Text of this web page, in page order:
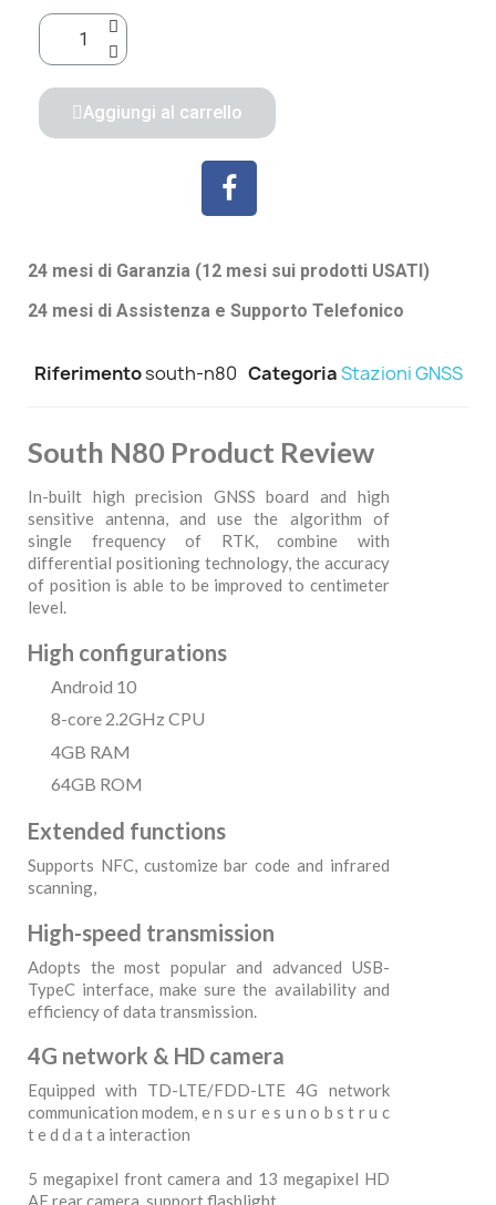
Aggiungi al carrello
24 mesi di Garanzia (12 mesi sui prodotti USATI)
24 mesi di Assistenza e Supporto Telefonico
Riferimentosouth-n80 CategoriaStazioni GNSS
South N80 Product Review
In-built high precision GNSS board and high
sensitive antenna, and use the algorithm of
single frequency of RTK, combine with
differential positioning technology, the accuracy
of position is able to be improved to centimeter
level.
High configurations
Android 10
8-core 2.2GHz CPU
4GB RAM
64GB ROM
Extended functions
Supports NFC, customize bar code and infrared
scanning,
High-speed transmission
Adopts the most popular and advanced USB-
TypeC interface, make sure the availability and
efficiency of data transmission.
4G network & HD camera
Equipped with TD-LTE/FDD-LTE 4G network
communication modem, e n s u r e s u n o b s t r u c
t e d d a t a interaction
5 megapixel front camera and 13 megapixel HD
AF rear camera, support flashlight